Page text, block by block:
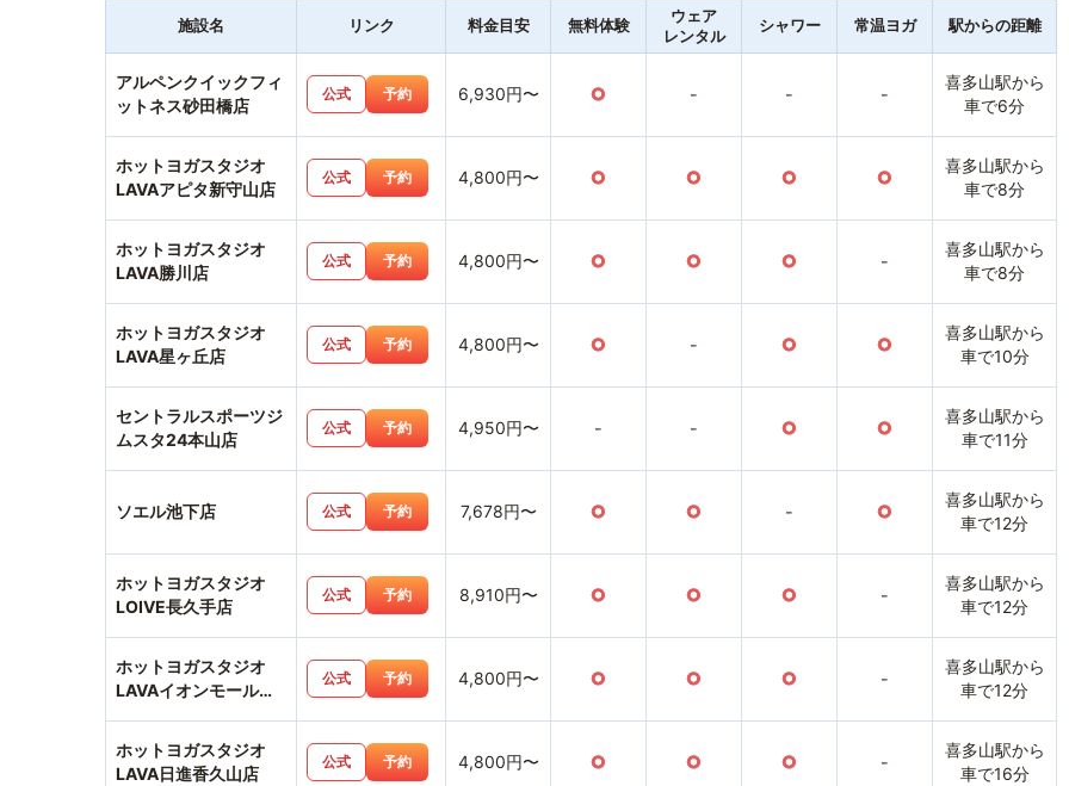
施設名 リンク 料金目安 無料体験
ウェア
レンタル
シャワー 常温ヨガ 駅からの距離
アルペンクイックフィ
ットネス砂田橋店
公式 予約 6,930円〜 ○ - - -
喜多山駅から
車で6分
ホットヨガスタジオ
LAVAアピタ新守山店
公式 予約 4,800円〜 ○ ○ ○ ○
喜多山駅から
車で8分
ホットヨガスタジオ
LAVA勝川店
公式 予約 4,800円〜 ○ ○ ○ -
喜多山駅から
車で8分
ホットヨガスタジオ
LAVA星ヶ丘店
公式 予約 4,800円〜 ○ - ○ ○
喜多山駅から
車で10分
セントラルスポーツジ
ムスタ24本山店
公式 予約 4,950円〜 - - ○ ○
喜多山駅から
車で11分
ソエル池下店 公式 予約 7,678円〜 ○ ○ - ○
喜多山駅から
車で12分
ホットヨガスタジオ
LOIVE長久手店
公式 予約 8,910円〜 ○ ○ ○ -
喜多山駅から
車で12分
ホットヨガスタジオ
LAVAイオンモール長
公式 予約 4,800円〜 ○ ○ ○ -
喜多山駅から
車で12分
ホットヨガスタジオ
LAVA日進香久山店
公式 予約 4,800円〜 ○ ○ ○ -
喜多山駅から
車で16分